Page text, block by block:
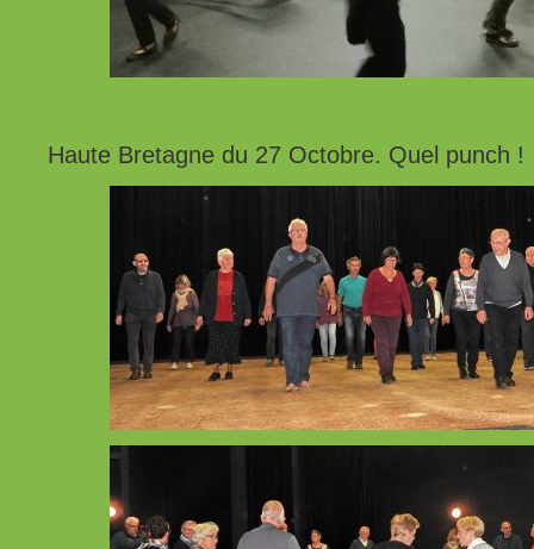
Haute Bretagne du 27 Octobre. Quel punch !